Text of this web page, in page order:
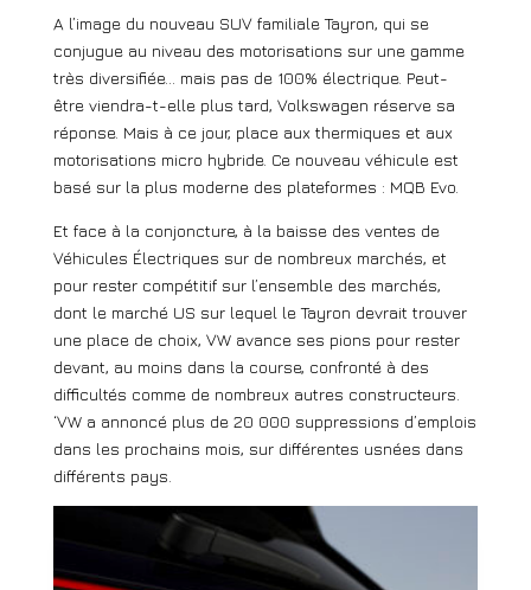
A l’image du nouveau SUV familiale Tayron, qui se
conjugue au niveau des motorisations sur une gamme
très diversifiée… mais pas de 100% électrique. Peut-
être viendra-t-elle plus tard, Volkswagen réserve sa
réponse. Mais à ce jour, place aux thermiques et aux
motorisations micro hybride. Ce nouveau véhicule est
basé sur la plus moderne des plateformes : MQB Evo.
Et face à la conjoncture, à la baisse des ventes de
Véhicules Électriques sur de nombreux marchés, et
pour rester compétitif sur l’ensemble des marchés,
dont le marché US sur lequel le Tayron devrait trouver
une place de choix, VW avance ses pions pour rester
devant, au moins dans la course, confronté à des
difficultés comme de nombreux autres constructeurs.
‘VW a annoncé plus de 20 000 suppressions d’emplois
dans les prochains mois, sur différentes usnées dans
différents pays.